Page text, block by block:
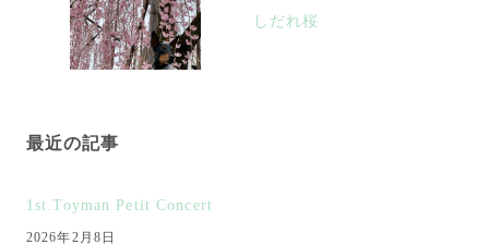
しだれ桜
最近の記事
1st.Toyman Petit Concert
2026年2月8日